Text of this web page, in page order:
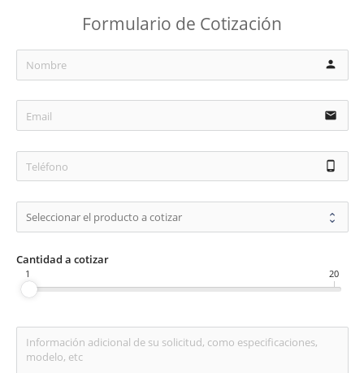
Formulario de Cotización
person
email
phone_android
Cantidad a cotizar
1 20